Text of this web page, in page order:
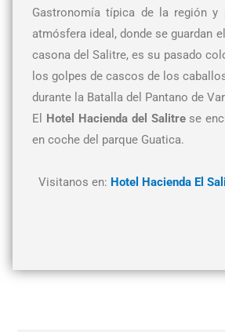
Gastronomía típica de la región
atmósfera ideal, donde se guardan
casona del Salitre, es su pasado
los golpes de cascos de los
durante la Batalla del Pantano de
El Hotel Hacienda del Salitrese
en coche del parque Guatica.
Visitanos en: Hotel Hacienda El